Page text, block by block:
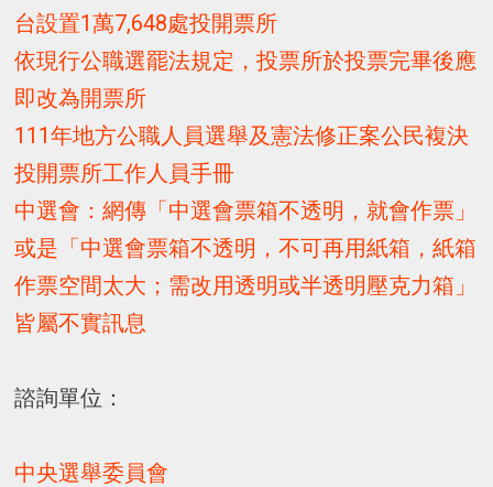
台設置1萬7,648處投開票所
依現行公職選罷法規定，投票所於投票完畢後應
即改為開票所
111年地方公職人員選舉及憲法修正案公民複決
投開票所工作人員手冊
中選會：網傳「中選會票箱不透明，就會作票」
或是「中選會票箱不透明，不可再用紙箱，紙箱
作票空間太大；需改用透明或半透明壓克力箱」
皆屬不實訊息
諮詢單位：
中央選舉委員會